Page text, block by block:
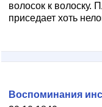
волосок к волоску.
приседает хоть
Воспоминания